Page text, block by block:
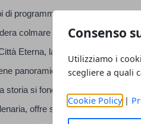
Consenso
Utilizziamo i
scegliere a quali
Cookie Policy|
di programma altrui, spesso a
colmare il vuoto. Per chi è alla
Eterna, la caccia a valide
panoramiche su terrazze
storia si fonde con l'energia del
offre sempre un rifugio per